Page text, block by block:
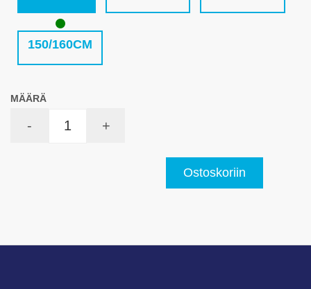
150/160CM
MÄÄRÄ
- +
Ostoskoriin